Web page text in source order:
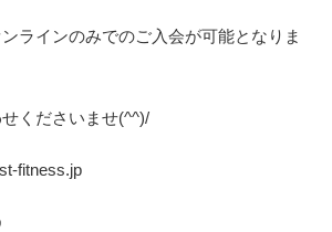
ラインのみでのご入会が可能となりま
くださいませ(^^)/
fitness.jp